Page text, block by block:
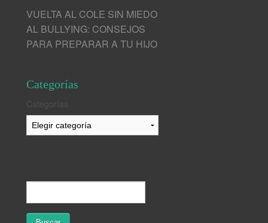
VUELTA AL COLE SIN MIEDO
AL BULLYING: CONSEJOS
PARA PREPARAR A TU HIJO
Categorías